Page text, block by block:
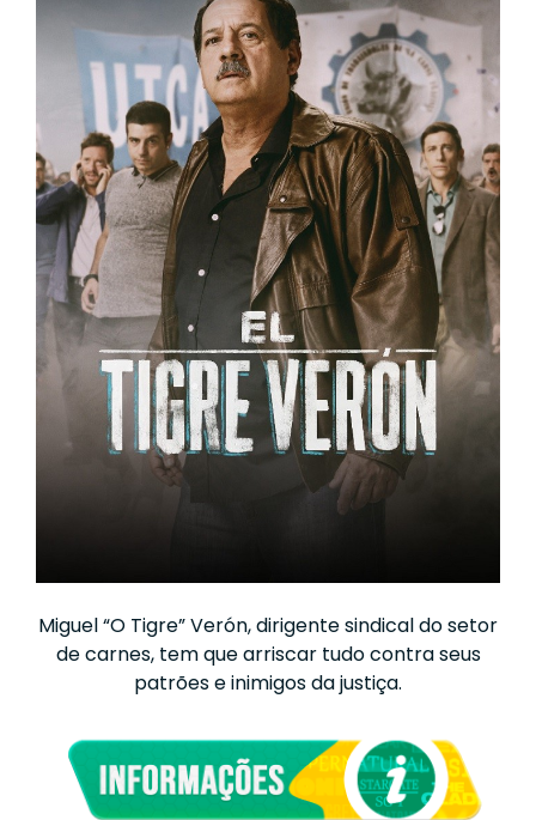
Miguel “O Tigre” Verón, dirigente sindical do setor
de carnes, tem que arriscar tudo contra seus
patrões e inimigos da justiça.